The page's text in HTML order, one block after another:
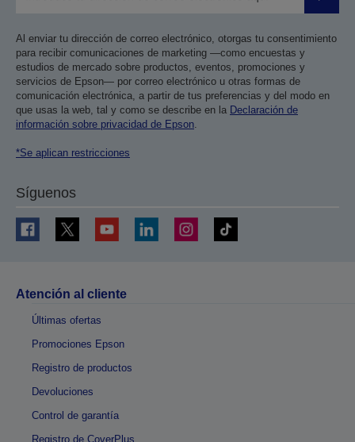
Enviar
Al enviar tu dirección de correo electrónico, otorgas tu consentimiento
para recibir comunicaciones de marketing —como encuestas y
estudios de mercado sobre productos, eventos, promociones y
servicios de Epson— por correo electrónico u otras formas de
comunicación electrónica, a partir de tus preferencias y del modo en
que usas la web, tal y como se describe en la Declaración de
información sobre privacidad de Epson
*Se aplican restricciones
Síguenos
Atención al cliente
Últimas ofertas
Promociones Epson
Registro de productos
Devoluciones
Control de garantía
Registro de CoverPlus